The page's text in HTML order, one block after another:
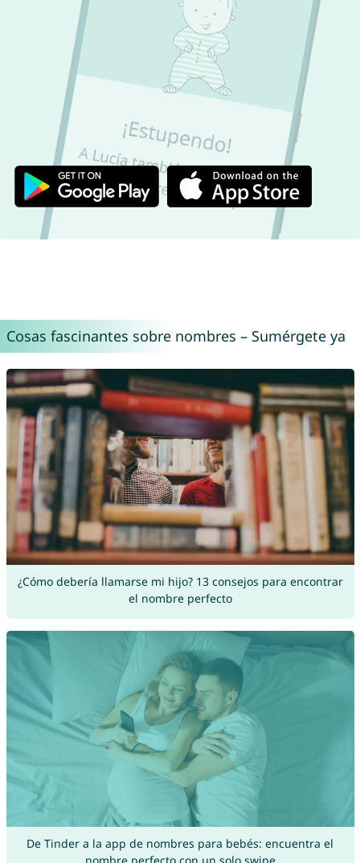
Cosas fascinantes sobre nombres – Sumérgete ya
¿Cómo debería llamarse mi hijo? 13 consejos para encontrar
el nombre perfecto
De Tinder a la app de nombres para bebés: encuentra el